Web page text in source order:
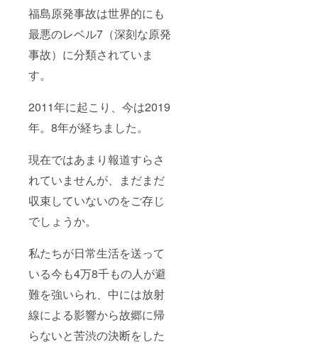
福島原発事故は世界的にも
最悪のレベル7（深刻な原発
事故）に分類されていま
す。
2011年に起こり、今は2019
年。8年が経ちました。
現在ではあまり報道すらさ
れていませんが、まだまだ
収束していないのをご存じ
でしょうか。
私たちが日常生活を送って
いる今も4万8千もの人が避
難を強いられ、中には放射
線による影響から故郷に帰
らないと苦渋の決断をした